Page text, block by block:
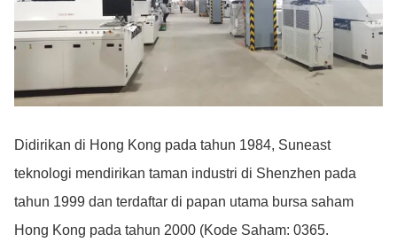
Didirikan di Hong Kong pada tahun 1984, Suneast
teknologi mendirikan taman industri di Shenzhen pada
tahun 1999 dan terdaftar di papan utama bursa saham
Hong Kong pada tahun 2000 (Kode Saham: 0365.